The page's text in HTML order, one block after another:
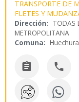
TRANSPORTE DE
FLETES Y
Dirección: TODAS
METROPOLITANA
Comuna:
 